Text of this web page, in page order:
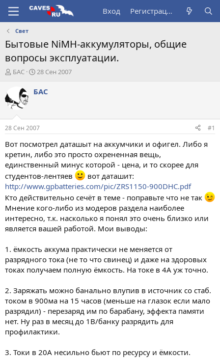
Вход Регистрация
Свет
Бытовые NiMH-аккумуляторы, общие
вопросы эксплуатации.
А
о
р
т
е
м
ы
БАС
Д
т
ч
а
л
28 Сен 2007
БАС
28 Сен 2007 #1
Вот посмотрел даташыт на аккумчики и офигел. Либо я
кретин, либо это просто охрененная вещь,
единственный минус которой - цена, и то скорее для
студентов-лентяев
вот даташит:
http://www.gpbatteries.com/pic/ZRS1150-900DHC.pdf
Кто действительно сечёт в теме - поправьте что не так
Мнение кого-либо из модеров раздела наиболее
интересно, т.к. насколько я понял это очень близко или
является вашей работой. Мои выводы:
1. ёмкость аккума практически не меняется от
разрядного тока (не то что свинец) и даже на здоровых
токах получаем полную ёмкость. На токе в 4А уж точно.
2. Заряжать можно банально влупив в источник со стаб.
током в 900ма на 15 часов (меньше на глазок если мало
разрядил) - перезаряд им по барабану, эффекта памяти
нет. Ну раз в месяц до 1В/банку разрядить для
профилактики.
3. Токи в 20А несильно бьют по ресурсу и ёмкости.